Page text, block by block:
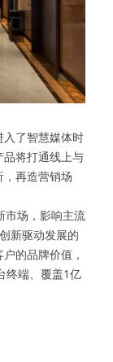
了智慧媒体时
将打通线上与
再造营销场
市场，影响主流
新驱动发展的
的品牌价值，
终端、覆盖1亿